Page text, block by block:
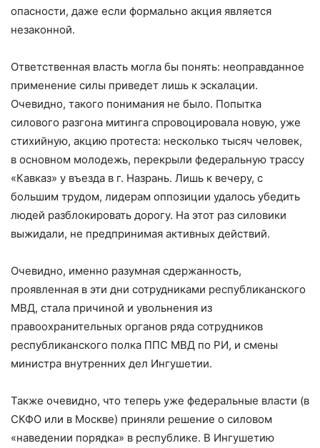
опасности, даже если формально акция является
незаконной.
Ответственная власть могла бы понять: неоправданное
применение силы приведет лишь к эскалации.
Очевидно, такого понимания не было. Попытка
силового разгона митинга спровоцировала новую, уже
стихийную, акцию протеста: несколько тысяч человек,
в основном молодежь, перекрыли федеральную трассу
«Кавказ» у въезда в г. Назрань. Лишь к вечеру, с
большим трудом, лидерам оппозиции удалось убедить
людей разблокировать дорогу. На этот раз силовики
выжидали, не предпринимая активных действий.
Очевидно, именно разумная сдержанность,
проявленная в эти дни сотрудниками республиканского
МВД, стала причиной и увольнения из
правоохранительных органов ряда сотрудников
республиканского полка ППС МВД по РИ, и смены
министра внутренних дел Ингушетии.
Также очевидно, что теперь уже федеральные власти (в
СКФО или в Москве) приняли решение о силовом
«наведении порядка» в республике. В Ингушетию